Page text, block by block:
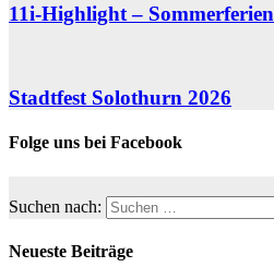
11i-Highlight – Sommerferien
Stadtfest Solothurn 2026
Folge uns bei Facebook
Suchen nach:
Neueste Beiträge